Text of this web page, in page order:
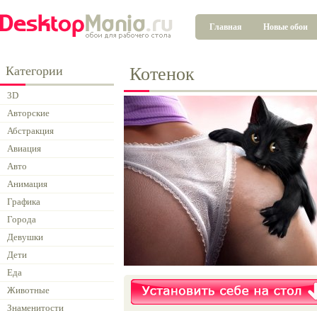
Главная Новые обои
Категории
3D
Авторские
Абстракция
Авиация
Авто
Анимация
Графика
Города
Девушки
Дети
Еда
Животные
Знаменитости
Котенок